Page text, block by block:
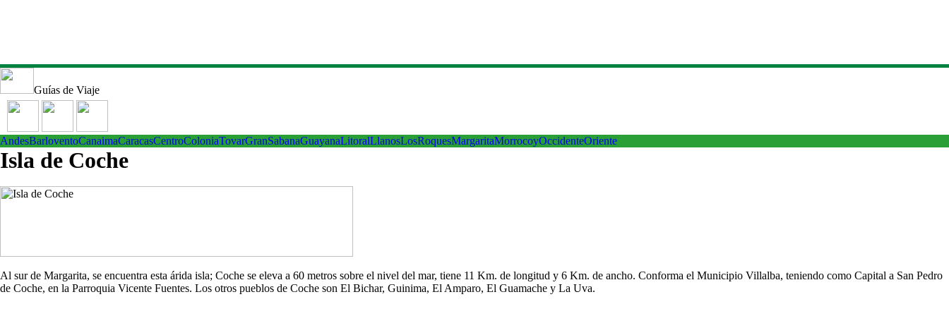
Guías de Viaje
AndesBarloventoCanaimaCaracasCentroColoniaTovarGranSabanaGuayanaLitoralLlanosLosRoquesMargaritaMorrocoyOccidenteOriente
Isla de Coche
Al sur de Margarita, se encuentra esta árida isla; Coche se eleva a 60 metros sobre el nivel del mar, tiene 11 Km. de longitud y 6 Km. de ancho. Conforma el Municipio Villalba, teniendo como Capital a San Pedro
de Coche, en la Parroquia Vicente Fuentes. Los otros pueblos de Coche son El Bichar, Guinima, El Amparo, El Guamache y La Uva.